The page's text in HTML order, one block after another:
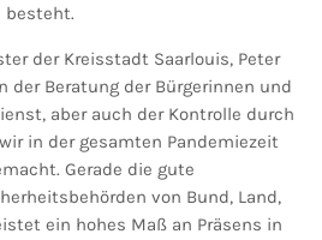
besteht.
der Kreisstadt Saarlouis, Peter
der Beratung der Bürgerinnen und
aber auch der Kontrolle durch
in der gesamten Pandemiezeit
Gerade die gute
von Bund, Land,
ein hohes Maß an Präsens in